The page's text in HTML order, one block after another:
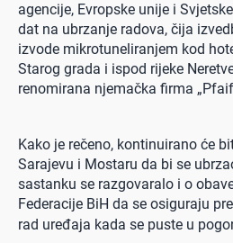
agencije, Evropske unije i
dat na ubrzanje radova, čija
izvode mikrotuneliranjem kod
Starog grada i ispod rijeke
renomirana njemačka firma
Kako je rečeno, kontinuirano će
Sarajevu i Mostaru da bi se
sastanku se razgovaralo i o
Federacije BiH da se osiguraju
rad uređaja kada se puste u